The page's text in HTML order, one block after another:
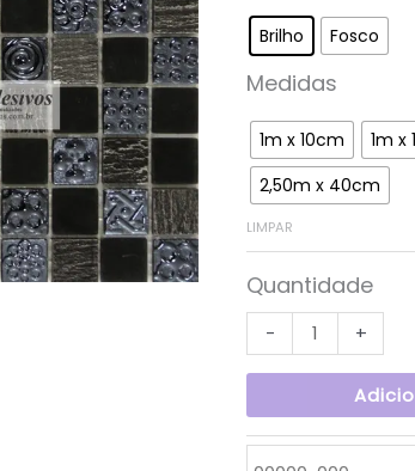
Brilho Fosco
Medidas
1m x 10cm 1m x
2,50m x 40cm
LIMPAR
Quantidade
- +